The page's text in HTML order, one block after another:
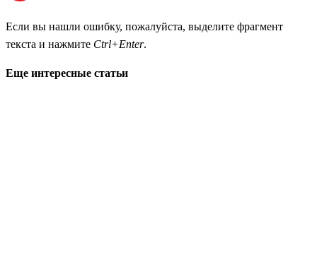
Если вы нашли ошибку, пожалуйста, выделите фрагмент
текста и нажмите Ctrl+Enter.
Еще интересные статьи